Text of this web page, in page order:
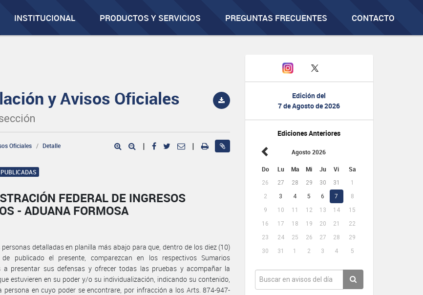
INSTITUCIONAL PRODUCTOS Y SERVICIOS PREGUNTAS FRECUENTES CONTACTO
Edición del
7 de Agosto de 2026
Ediciones Anteriores
Agosto 2026
Do Lu Ma Mi Ju Vi Sa
26 27 28 29 30 31
1
2
3 4 5 6 7
8
9
10 11 12 13 14
15
16
17 18 19 20 21
22
23
24 25 26 27 28
29
30
31 1 2 3 4 5
y Avisos Oficiales
Oficiales Detalle | |
FEDERAL DE INGRESOS
- ADUANA FORMOSA
detalladas en planilla más abajo para que, dentro de los diez (10)
publicado el presente, comparezcan en los respectivos Sumarios
a presentar sus defensas y ofrecer todas las pruebas y acompañar la
estuvieren en su poder y/o su individualización, indicando su contenido,
persona en cuyo poder se encontrare, por infracción a los Arts. 874-947-